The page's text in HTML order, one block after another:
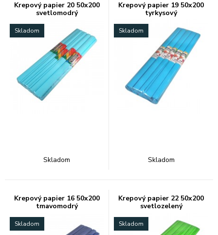
Krepový papier 20 50x200
svetlomodrý
Skladom
Skladom
Krepový papier 19 50x200
tyrkysový
Skladom
Skladom
Krepový papier 16 50x200
tmavomodrý
Skladom
Krepový papier 22 50x200
svetlozelený
Skladom